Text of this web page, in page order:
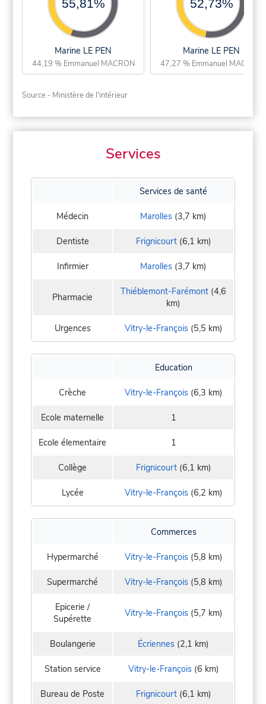
55,81%
Marine LE PEN
44,19 % Emmanuel MACRON
52,73%
Marine LE PEN
47,27 % Emmanuel MACRON
Source - Ministère de l'intérieur
Services
Services de santé
Médecin Marolles (3,7 km)
Dentiste Frignicourt(6,1 km)
Infirmier Marolles (3,7 km)
Pharmacie Thiéblemont-Farémont (4,6
km)
Urgences Vitry-le-François(5,5 km)
Education
Crèche Vitry-le-François(6,3 km)
Ecole maternelle 1
Ecole élementaire 1
Collège Frignicourt(6,1 km)
Lycée Vitry-le-François(6,2 km)
Commerces
Hypermarché Vitry-le-François(5,8 km)
Supermarché Vitry-le-François(5,8 km)
Epicerie /
Supérette
Vitry-le-François(5,7 km)
Boulangerie Écriennes (2,1 km)
Station service Vitry-le-François(6 km)
Bureau de Poste Frignicourt(6,1 km)